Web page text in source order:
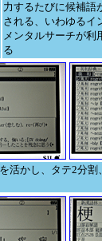
力するたびに候補語
される、いわゆるイ
メンタルサーチが利
る
活かし、タテ2分割